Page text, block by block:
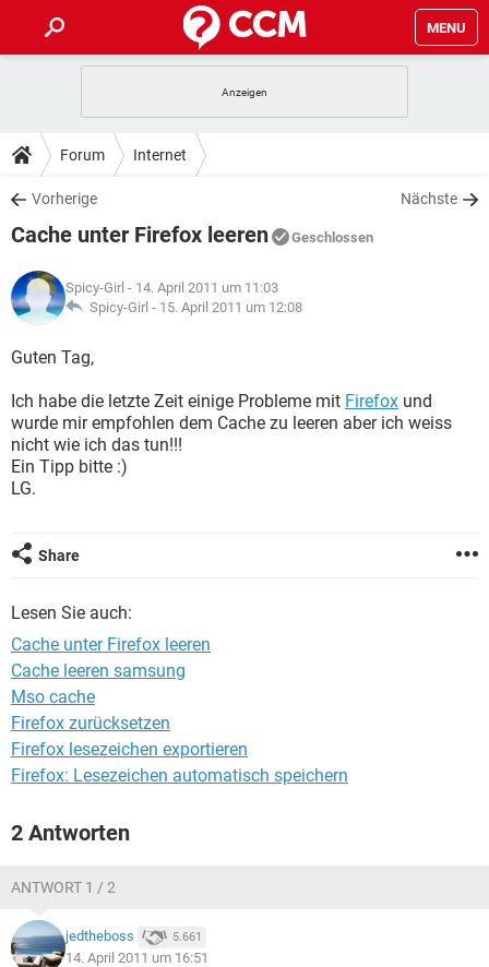
MENU
ANDROID
WINDOWS 10
WHATSAPP TIKTOK
FACEBOOK
TIPPS & TRICKS
SPIELE
WHATSAPP TIKTOK
FACEBOOK
DOWNLOADS
SPIELE STREAMING
ANDROID
WINDOWS 10 INSTAGRAM
WHATSAPP
SPIELE STREAMING
ANDROID
WINDOWS 10
WHATSAPP TIKTOK
FACEBOOK
LEXIKON
SPIELE
WINDOWS 10 INSTAGRAM
WHATSAPP
FACEBOOK
Forum Internet
Vorherige Nächste
Cache unter Firefox leeren Geschlossen
Spicy-Girl - 14. April 2011 um 11:03
Spicy-Girl - 15. April 2011 um 12:08
Guten Tag,
Ich habe die letzte Zeit einige Probleme mit Firefox und
wurde mir empfohlen dem Cache zu leeren aber ich weiss
nicht wie ich das tun!!!
Ein Tipp bitte :)
LG.
Share
Lesen Sie auch:
Cache unter Firefox leeren
Cache leeren samsung
Mso cache
Firefox zurücksetzen
Firefox lesezeichen exportieren
Firefox: Lesezeichen automatisch speichern
2 Antworten
ANTWORT 1 / 2
jedtheboss 5.661
14. April 2011 um 16:51